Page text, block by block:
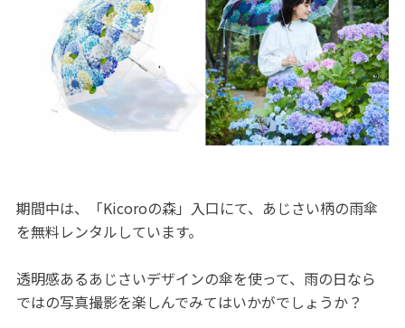
期間中は、「Kicoroの森」入口にて、あじさい柄の雨傘
を無料レンタルしています。
透明感あるあじさいデザインの傘を使って、雨の日なら
ではの写真撮影を楽しんでみてはいかがでしょうか？